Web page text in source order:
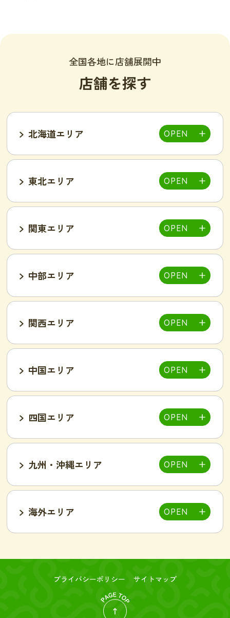
全国各地に店舗展開中
店舗を探す
北海道エリア
東北エリア
仙台泉店
関東エリア
大宮店 新所沢西口店
池袋西口店
吉祥寺駅前店
小岩駅前店 渋谷店 新橋店
小山店
湘南藤沢店 新横浜菊名店
群馬太田店
つくば店 水戸店
中部エリア
富山インター店
甲府中央店
岐阜可児店
一宮店 岡崎駅前店
豊田南店
名古屋駅前店
名古屋金山駅前店
新潟燕三条店
関西エリア
明石駅前店
豊岡店
東加古川店
姫路店
和歌山店
旭・千林店 梅田北新地店
新大阪店
高槻駅前店
寝屋川枚方店
中国エリア
岡山駅前店 岡山東店
東広島西条店 広島福山店
四国エリア
高知西店
九州・沖縄エリア
海外エリア
プライバシーポリシー
サイトマップ